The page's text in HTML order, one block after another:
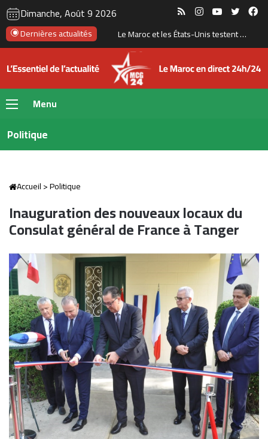
Dimanche, Août 9 2026 RSS InstagramYouTube
Dernières actualités Akdital ouvre 15% de sa holding internationale à Arab Invest pour accélérer son expansion
Menu
Politique
Accueil>Politique
Inauguration des nouveaux locaux du
Consulat général de France à Tanger